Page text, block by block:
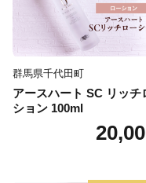
群馬県千代田町
アースハート SC リッチ
ション 100ml